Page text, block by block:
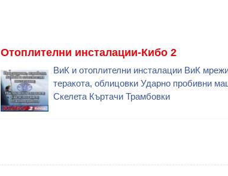
Отоплителни инсталации-Кибо 2
ВиК и отоплителни инсталации ВиК
теракота, облицовки Ударно пробивни
Скелета Къртачи Трамбовки